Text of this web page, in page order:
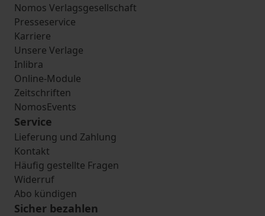
Nomos Verlagsgesellschaft
Presseservice
Karriere
Unsere Verlage
Inlibra
Online-Module
Zeitschriften
NomosEvents
Service
Lieferung und Zahlung
Kontakt
Häufig gestellte Fragen
Widerruf
Abo kündigen
Sicher bezahlen